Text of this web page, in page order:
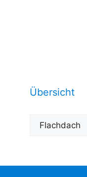
Übersicht
Übersicht